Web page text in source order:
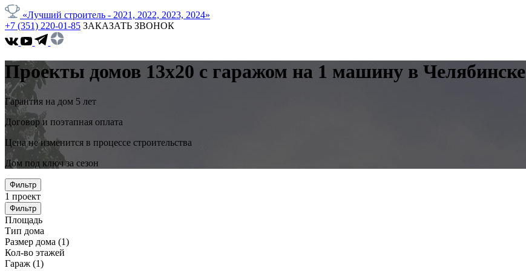
«Лучший строитель - 2021, 2022, 2023, 2024»
+7 (351) 220-01-85 ЗАКАЗАТЬ ЗВОНОК
Проекты домов 13x20 с гаражом на 1 машину в Челябинске
Гарантия на дом 5 лет
Договор и поэтапная оплата
Цена не изменится в процессе строительства
Дом под ключ за сезон
Фильтр
1 проект
Фильтр
Площадь
Тип дома
Размер дома (1)
Кол-во этажей
Гараж (1)